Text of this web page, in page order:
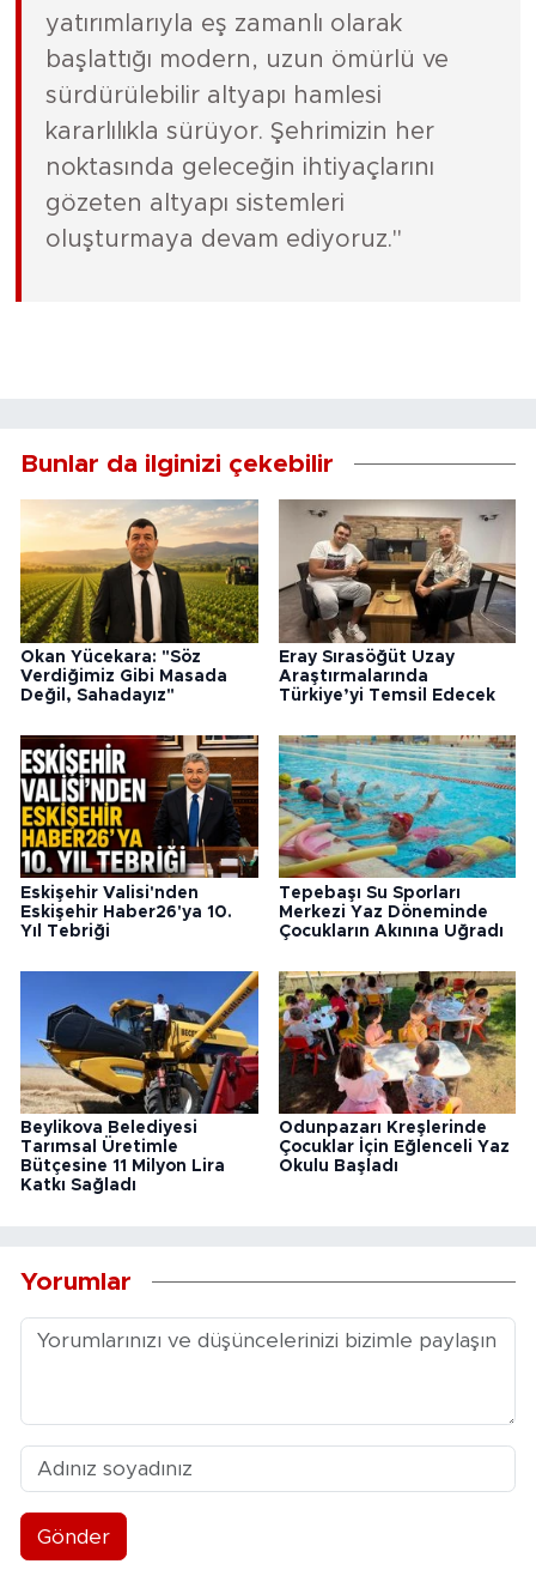
yatırımlarıyla eş zamanlı olarak
başlattığı modern, uzun ömürlü ve
sürdürülebilir altyapı hamlesi
kararlılıkla sürüyor. Şehrimizin her
noktasında geleceğin ihtiyaçlarını
gözeten altyapı sistemleri
oluşturmaya devam ediyoruz."
Bunlar da ilginizi çekebilir
Okan Yücekara: "Söz
Verdiğimiz Gibi Masada
Değil, Sahadayız"
Eray Sırasöğüt Uzay
Araştırmalarında
Türkiye’yi Temsil Edecek
Eskişehir Valisi'nden
Eskişehir Haber26'ya 10.
Yıl Tebriği
Tepebaşı Su Sporları
Merkezi Yaz Döneminde
Çocukların Akınına Uğradı
Beylikova Belediyesi
Tarımsal Üretimle
Bütçesine 11 Milyon Lira
Katkı Sağladı
Odunpazarı Kreşlerinde
Çocuklar İçin Eğlenceli Yaz
Okulu Başladı
Yorumlar
Gönder